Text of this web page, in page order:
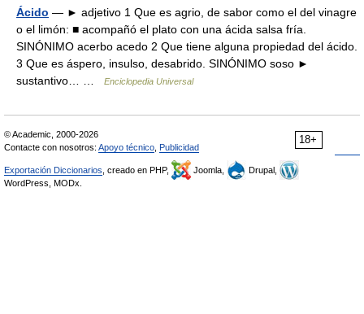
Ácido — ► adjetivo 1 Que es agrio, de sabor como el del vinagre
o el limón: ■ acompañó el plato con una ácida salsa fría.
SINÓNIMO acerbo acedo 2 Que tiene alguna propiedad del ácido.
3 Que es áspero, insulso, desabrido. SINÓNIMO soso ►
sustantivo… …
Enciclopedia Universal
18+
© Academic, 2000-2026
Contacte con nosotros: Apoyo técnico Publicidad
Exportación Diccionarios , creado en PHP, Joomla,
Drupal,
WordPress, MODx.